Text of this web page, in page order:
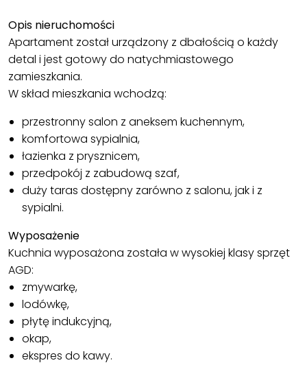
Opis nieruchomości
Apartament został urządzony z dbałością o każdy
detal i jest gotowy do natychmiastowego
zamieszkania.
W skład mieszkania wchodzą:
przestronny salon z aneksem kuchennym,
komfortowa sypialnia,
łazienka z prysznicem,
przedpokój z zabudową szaf,
duży taras dostępny zarówno z salonu, jak i z
sypialni.
Wyposażenie
Kuchnia wyposażona została w wysokiej klasy sprzęt
AGD:
zmywarkę,
lodówkę,
płytę indukcyjną,
okap,
ekspres do kawy.